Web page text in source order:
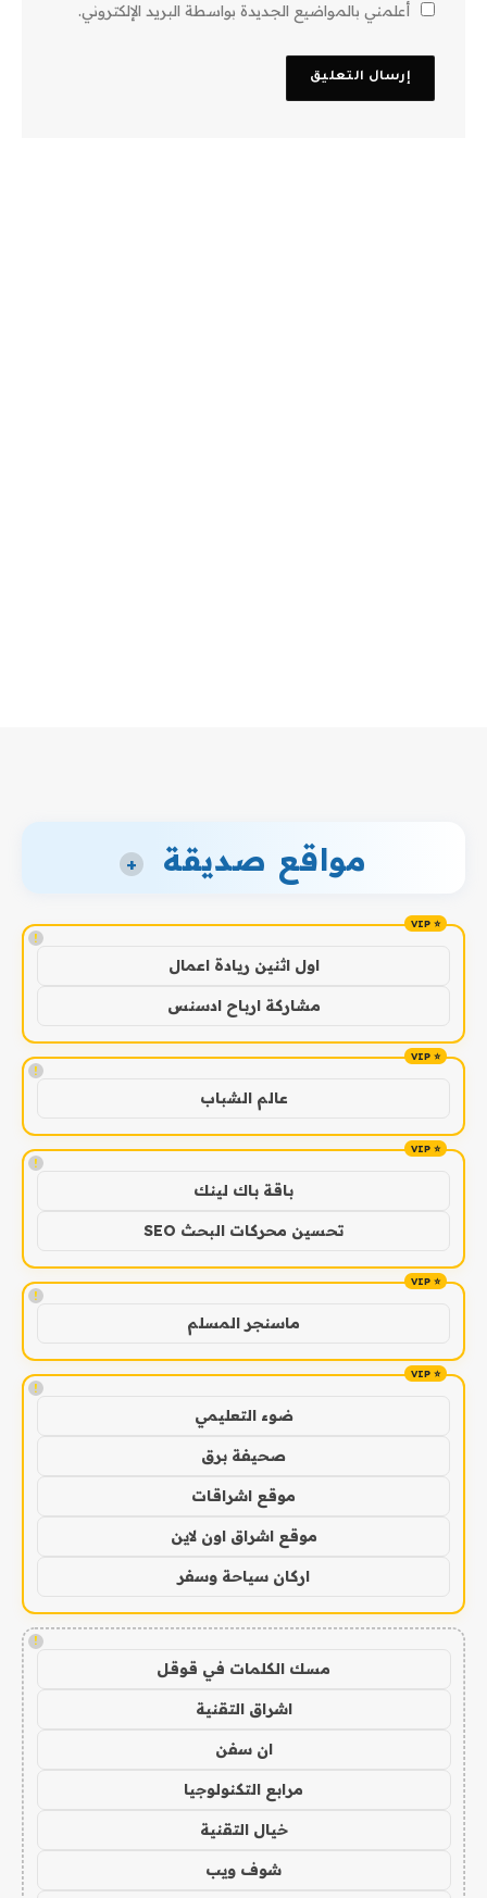
أعلمني بالمواضيع الجديدة بواسطة البريد الإلكتروني.
مواقع صديقة +
!
اول اثنين ريادة اعمال
مشاركة ارباح ادسنس
!
عالم الشباب
!
باقة باك لينك
تحسين محركات البحث SEO
!
ماسنجر المسلم
!
ضوء التعليمي
صحيفة برق
موقع اشراقات
موقع اشراق اون لاين
اركان سياحة وسفر
!
مسك الكلمات في قوقل
اشراق التقنية
ان سفن
مرابع التكنولوجيا
خيال التقنية
شوف ويب